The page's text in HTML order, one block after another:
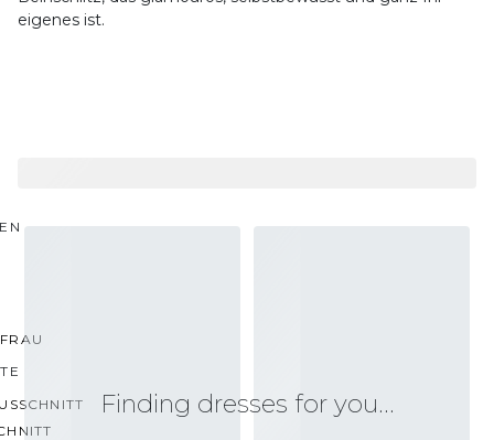
eigenes ist.
Finding dresses for you…